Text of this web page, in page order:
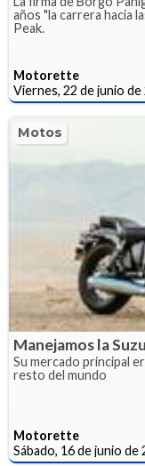
años "la carrera hacia
Peak.
Motorette
Viernes, 22 de junio de
Motos
Manejamos la
Su mercado principal
resto del mundo
Motorette
Sábado, 16 de junio de